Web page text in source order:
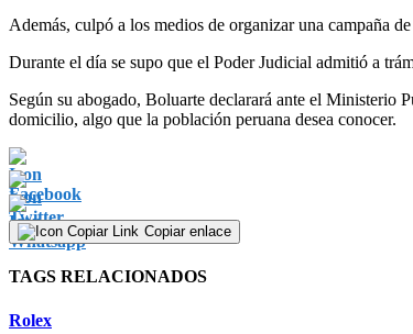
Además, culpó a los medios de organizar una campaña
Durante el día se supo que el Poder Judicial admitió a
Según su abogado, Boluarte declarará ante el Ministerio
domicilio, algo que la población peruana desea conocer.
Copiar enlace
TAGS RELACIONADOS
Rolex